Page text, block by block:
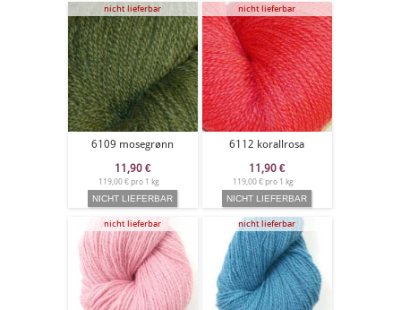
nicht lieferbar
6109 mosegrønn
11,90 €
119,00 € pro 1 kg
nicht lieferbar
6112 korallrosa
11,90 €
119,00 € pro 1 kg
nicht lieferbar nicht lieferbar